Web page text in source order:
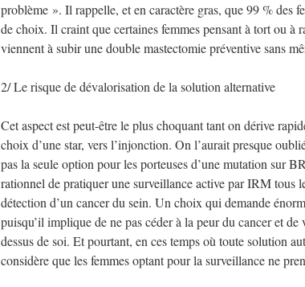
problème ». Il rappelle, et en caractère gras, que 99 % des
de choix. Il craint que certaines femmes pensant à tort ou à
viennent à subir une double mastectomie préventive sans
2/ Le risque de dévalorisation de la solution alternative
Cet aspect est peut-être le plus choquant tant on dérive
choix d’une star, vers l’injonction. On l’aurait presque
pas la seule option pour les porteuses d’une mutation sur
rationnel de pratiquer une surveillance active par IRM tous
détection d’un cancer du sein. Un choix qui demande
puisqu’il implique de ne pas céder à la peur du cancer et
dessus de soi. Et pourtant, en ces temps où toute solution
considère que les femmes optant pour la surveillance ne